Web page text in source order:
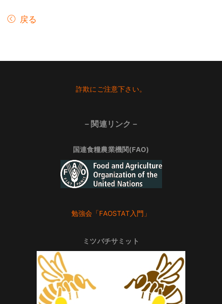
戻る
詐欺にご注意下さい。
－関連リンク－
国連食糧農業機関(FAO)
勉強会「FAOSTAT入門」
ミツバチサミット